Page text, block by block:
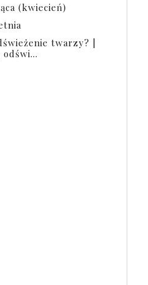
(kwiecień)
twarzy? |